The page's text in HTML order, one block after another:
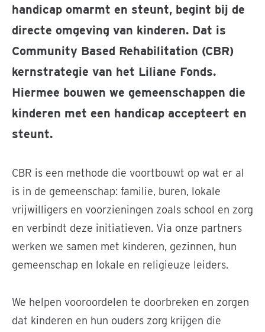
handicap omarmt en steunt, begint bij de
directe omgeving van kinderen. Dat is
Community Based Rehabilitation (CBR)
kernstrategie van het Liliane Fonds.
Hiermee bouwen we gemeenschappen die
kinderen met een handicap accepteert en
steunt.
CBR is een methode die voortbouwt op wat er al
is in de gemeenschap: familie, buren, lokale
vrijwilligers en voorzieningen zoals school en zorg
en verbindt deze initiatieven. Via onze partners
werken we samen met kinderen, gezinnen, hun
gemeenschap en lokale en religieuze leiders.
We helpen vooroordelen te doorbreken en zorgen
dat kinderen en hun ouders zorg krijgen die